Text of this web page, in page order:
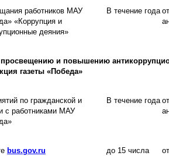
работников МАУ
» «Коррупция и
деяния»
В течение года
и повышению
газеты «Победа»
по гражданской и
с работниками МАУ
»
В течение года
bus.gov.ru
до 15 числа